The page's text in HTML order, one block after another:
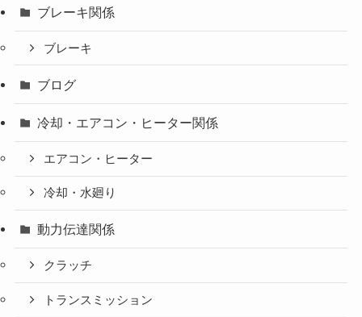
ブレーキ関係
ブレーキ
ブログ
冷却・エアコン・ヒーター関係
エアコン・ヒーター
冷却・水廻り
動力伝達関係
クラッチ
トランスミッション